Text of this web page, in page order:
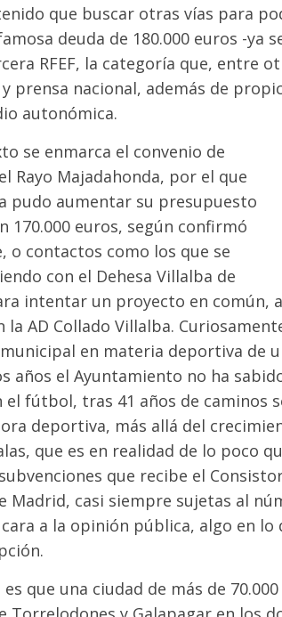
que buscar otras vías para
deuda de 180.000 euros -
RFEF, la categoría que, entre
prensa nacional, además de
autonómica.
se enmarca el convenio de
Rayo Majadahonda, por el que
pudo aumentar su presupuesto
170.000 euros, según confirmó
o contactos como los que se
con el Dehesa Villalba de
intentar un proyecto en común,
la AD Collado Villalba.
en materia deportiva de
años el Ayuntamiento no ha
el fútbol, tras 41 años de caminos
deportiva, más allá del
que es en realidad de lo poco
que recibe el
Madrid, casi siempre sujetas al
a la opinión pública, algo en
es que una ciudad de más de